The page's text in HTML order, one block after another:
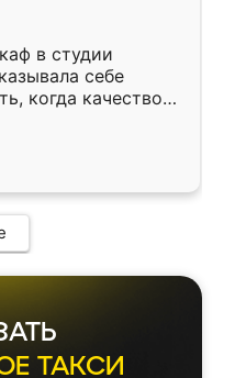
в студии
себе
когда качеством
кухня уже почти
ТАКСИ